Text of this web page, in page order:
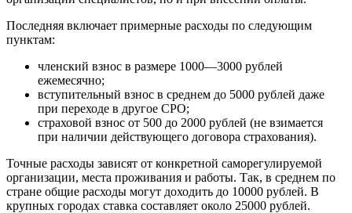
Последняя включает примерные расходы по следующим
пунктам:
членский взнос в размере 1000—3000 рублей
ежемесячно;
вступительный взнос в среднем до 5000 рублей даже
при переходе в другое СРО;
страховой взнос от 500 до 2000 рублей (не взимается
при наличии действующего договора страхования).
Точные расходы зависят от конкретной саморегулируемой
организации, места проживания и работы. Так, в среднем по
стране общие расходы могут доходить до 10000 рублей. В
крупных городах ставка составляет около 25000 рублей.